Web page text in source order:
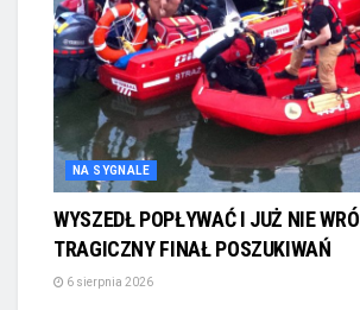
NA SYGNALE
WYSZEDŁ POPŁYWAĆ I JUŻ NIE
TRAGICZNY FINAŁ POSZUKIWAŃ
6 sierpnia 2026